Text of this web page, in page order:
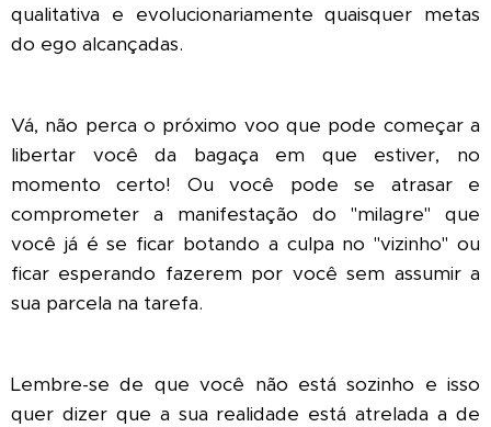
qualitativa e evolucionariamente quaisquer metas
do ego alcançadas.
Vá, não perca o próximo voo que pode começar a
libertar você da bagaça em que estiver, no
momento certo! Ou você pode se atrasar e
comprometer a manifestação do "milagre" que
você já é se ficar botando a culpa no "vizinho" ou
ficar esperando fazerem por você sem assumir a
sua parcela na tarefa.
Lembre-se de que você não está sozinho e isso
quer dizer que a sua realidade está atrelada a de